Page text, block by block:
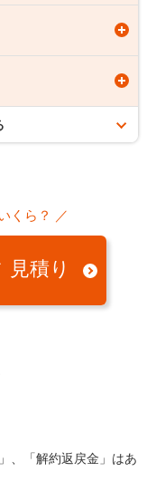
って契約は終了しま
いて
まの生年月日でこ
契約概要）」でご
が91歳以上となる
なるように保険期
対象となる方（被
年収、身体の状
スクに応じて引
替
契約者名義のもの
、死亡保険金をご
約をした場合、告
きが完了しない場
表例
くら？ ／
見積り
、「解約返戻金」はあ